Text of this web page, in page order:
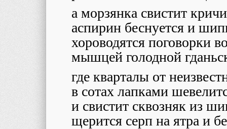
а морзянка свистит
аспирин беснуется и
хороводятся поговорки
мышцей голодной
где кварталы от
в сотах лапками
и свистит сквозняк из
щерится серп на ятра и